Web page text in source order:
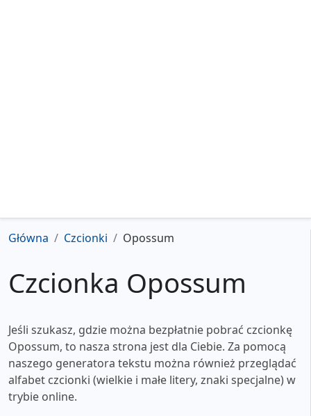
Główna Czcionki Opossum
Czcionka Opossum
Jeśli szukasz, gdzie można bezpłatnie pobrać czcionkę
Opossum, to nasza strona jest dla Ciebie. Za pomocą
naszego generatora tekstu można również przeglądać
alfabet czcionki (wielkie i małe litery, znaki specjalne) w
trybie online.